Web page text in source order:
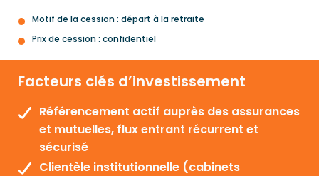
Motif de la cession : départ à la retraite
Prix de cession : confidentiel
Facteurs clés d’investissement
Référencement actif auprès des assurances
et mutuelles, flux entrant récurrent et
sécurisé
Clientèle institutionnelle (cabinets